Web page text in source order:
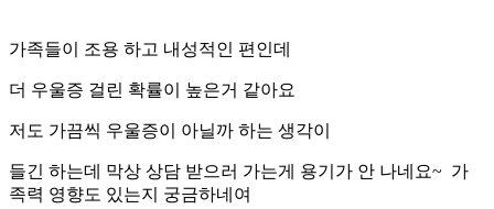
가족들이 조용 하고 내성적인 편인데
더 우울증 걸린 확률이 높은거 같아요
저도 가끔씩 우울증이 아닐까 하는 생각이
들긴 하는데 막상 상담 받으러 가는게 용기가 안 나네요~ 가
족력 영향도 있는지 궁금하네여